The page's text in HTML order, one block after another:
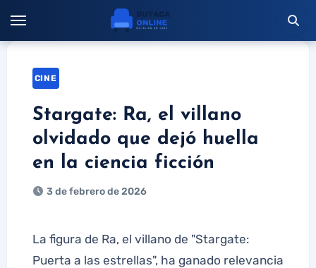
contenido
CINE
Stargate: Ra, el villano
olvidado que dejó huella
en la ciencia ficción
3 de febrero de 2026
La figura de Ra, el villano de "Stargate:
Puerta a las estrellas", ha ganado relevancia